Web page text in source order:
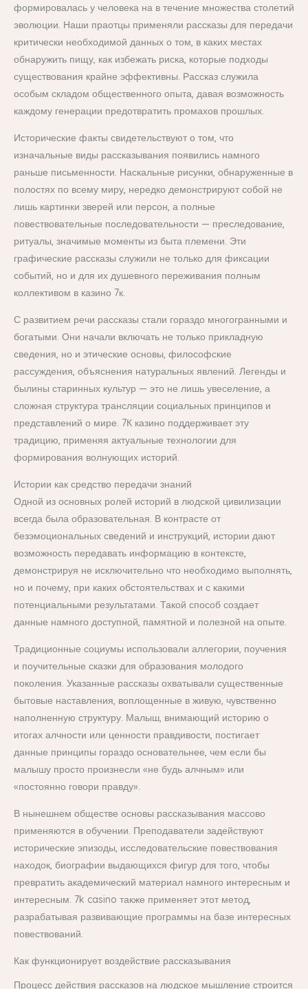
формировалась у человека на в течение множества столетий
эволюции. Наши праотцы применяли рассказы для передачи
критически необходимой данных о том, в каких местах
обнаружить пищу, как избежать риска, которые подходы
существования крайне эффективны. Рассказ служила
особым складом общественного опыта, давая возможность
каждому генерации предотвратить промахов прошлых.
Исторические факты свидетельствуют о том, что
изначальные виды рассказывания появились намного
раньше письменности. Наскальные рисунки, обнаруженные в
полостях по всему миру, нередко демонстрируют собой не
лишь картинки зверей или персон, а полные
повествовательные последовательности — преследование,
ритуалы, значимые моменты из быта племени. Эти
графические рассказы служили не только для фиксации
событий, но и для их душевного переживания полным
коллективом в казино 7к.
С развитием речи рассказы стали гораздо многогранными и
богатыми. Они начали включать не только прикладную
сведения, но и этические основы, философские
рассуждения, объяснения натуральных явлений. Легенды и
былины старинных культур — это не лишь увеселение, а
сложная структура трансляции социальных принципов и
представлений о мире. 7К казино поддерживает эту
традицию, применяя актуальные технологии для
формирования волнующих историй.
Истории как средство передачи знаний
Одной из основных ролей историй в людской цивилизации
всегда была образовательная. В контрасте от
безэмоциональных сведений и инструкций, истории дают
возможность передавать информацию в контексте,
демонстрируя не исключительно что необходимо выполнять,
но и почему, при каких обстоятельствах и с какими
потенциальными результатами. Такой способ создает
данные намного доступной, памятной и полезной на опыте.
Традиционные социумы использовали аллегории, поучения
и поучительные сказки для образования молодого
поколения. Указанные рассказы охватывали существенные
бытовые наставления, воплощенные в живую, чувственно
наполненную структуру. Малыш, внимающий историю о
итогах алчности или ценности правдивости, постигает
данные принципы гораздо основательнее, чем если бы
малышу просто произнесли «не будь алчным» или
«постоянно говори правду».
В нынешнем обществе основы рассказывания массово
применяются в обучении. Преподаватели задействуют
исторические эпизоды, исследовательские повествования
находок, биографии выдающихся фигур для того, чтобы
превратить академический материал намного интересным и
интересным. 7k casino также применяет этот метод,
разрабатывая развивающие программы на базе интересных
повествований.
Как функционирует воздействие рассказывания
Процесс действия рассказов на людское мышление строится